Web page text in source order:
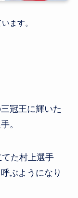
れています。
冠王に輝いた
。
た村上選手
ぶようになり